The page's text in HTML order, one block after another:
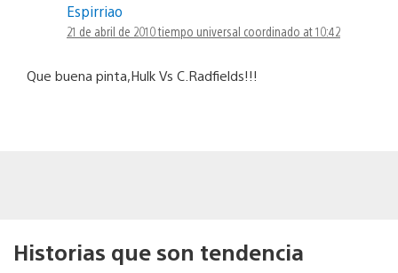
Espirriao
21 de abril de 2010 tiempo universal coordinado at 10:42
Que buena pinta,Hulk Vs C.Radfields!!!
Historias que son tendencia